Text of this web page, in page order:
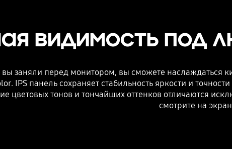
видимость под
вы заняли перед монитором, вы сможете наслаждаться
IPS панель сохраняет стабильность яркости и
цветовых тонов и тончайших оттенков отличаются
смотрите на